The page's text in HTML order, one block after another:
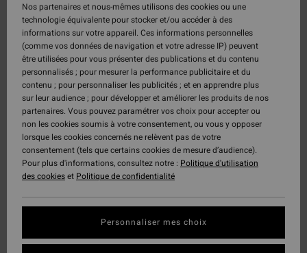
Nos partenaires et nous-mêmes utilisons des cookies ou une
technologie équivalente pour stocker et/ou accéder à des
informations sur votre appareil. Ces informations personnelles
(comme vos données de navigation et votre adresse IP) peuvent
être utilisées pour vous présenter des publications et du contenu
personnalisés ; pour mesurer la performance publicitaire et du
contenu ; pour personnaliser les publicités ; et en apprendre plus
sur leur audience ; pour développer et améliorer les produits de nos
partenaires. Vous pouvez paramétrer vos choix pour accepter ou
non les cookies soumis à votre consentement, ou vous y opposer
lorsque les cookies concernés ne relèvent pas de votre
consentement (tels que certains cookies de mesure d’audience).
Pour plus d'informations, consultez notre : Politique d'utilisation
des cookieset Politique de confidentialité
Personnaliser mes choix